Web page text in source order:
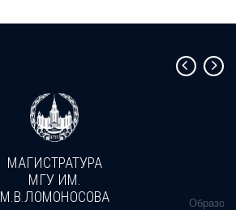
МАГИСТРАТУРА
МГУ ИМ.
М.В.ЛОМОНОСОВА